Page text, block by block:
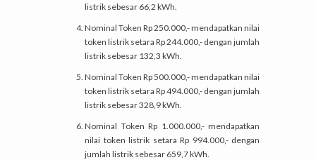
listrik sebesar 66,2 kWh.
Nominal Token Rp 250.000,- mendapatkan nilai
token listrik setara Rp 244.000,- dengan jumlah
listrik sebesar 132,3 kWh.
Nominal Token Rp 500.000,- mendapatkan nilai
token listrik setara Rp 494.000,- dengan jumlah
listrik sebesar 328,9 kWh.
Nominal Token Rp 1.000.000,- mendapatkan
nilai token listrik setara Rp 994.000,- dengan
jumlah listrik sebesar 659,7 kWh.